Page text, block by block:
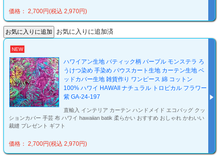
価格： 2,700円(税込 2,970円)
お気に入りに追加済
NEW
ハワイアン生地 バティック柄 パープル モンステラ ろ
うけつ染め 手染め パウスカート生地 カーテン生地 ベ
ッドカバー生地 雑貨作り ワンピース 綿 コットン
100% ハワイ HAWAII ナチュラル トロピカル フラワー
紫 GA-24-197
直輸入 インテリア カーテン ハンドメイド エコバッグ クッ
ションカバー 手芸 布 ハワイ hawaiian batik 柔らかい おすすめ おしゃれ かわいい
裁縫 プレゼント ギフト
価格： 2,700円(税込 2,970円)